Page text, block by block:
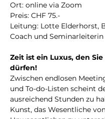
Ort: online via Zoom
Preis: CHF 75.-
Leitung: Lotte Elderhorst,
Coach und Seminarleiterin
Zeit ist ein Luxus, den
dürfen!
Zwischen endlosen
und To-do-Listen scheint
ausreichend Stunden zu
Kunst, das Wesentliche